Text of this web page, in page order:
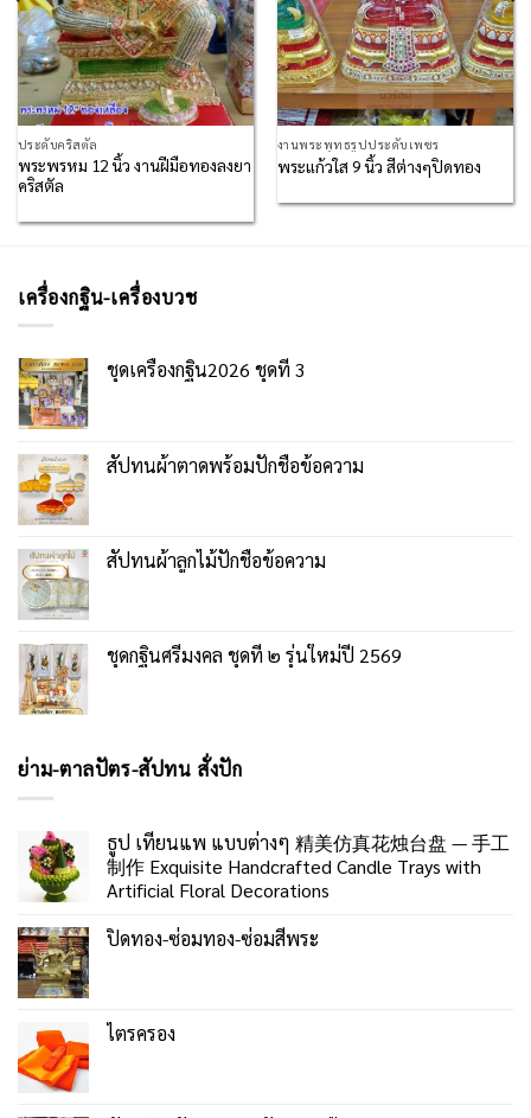
ประดับคริสตัล
พระพรหม 12 นิ้ว งานฝีมือทองลงยา
คริสตัล
งานพระพุทธรูปประดับเพชร
พระแก้วใส 9 นิ้ว สีต่างๆปิดทอง
เครื่องกฐิน-เครื่องบวช
ชุดเครื่องกฐิน2026 ชุดที่ 3
สัปทนผ้าตาดพร้อมปักชื่อข้อความ
สัปทนผ้าลูกไม้ปักชื่อข้อความ
ชุดกฐินศรีมงคล ชุดที่ ๒ รุ่นใหม่ปี 2569
ย่าม-ตาลปัตร-สัปทน สั่งปัก
ธูป เทียนแพ แบบต่างๆ 精美仿真花烛台盘 — 手工
制作 Exquisite Handcrafted Candle Trays with
Artificial Floral Decorations
ปิดทอง-ซ่อมทอง-ซ่อมสีพระ
ไตรครอง